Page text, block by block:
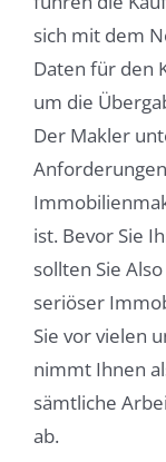
sich mit dem
Daten für den
um die
Der Makler
ist. Bevor Sie
sollten Sie
seriöser
Sie vor vielen
nimmt Ihnen
sämtliche
ab.